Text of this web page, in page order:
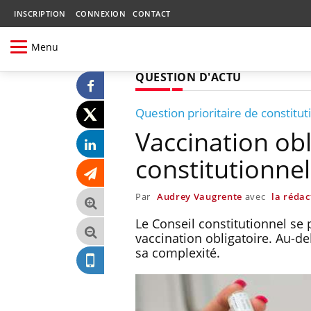
INSCRIPTION CONNEXION CONTACT
Menu
QUESTION D'ACTU
Question prioritaire de
Vaccination
Par Audrey Vaugrente avec la
Le Conseil constitutionnel
vaccination obligatoire. Au-
sa complexité.